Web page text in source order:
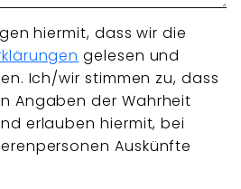
hiermit, dass wir die
gelesen und
Ich/wir stimmen zu, dass
Angaben der Wahrheit
erlauben hiermit, bei
Auskünfte